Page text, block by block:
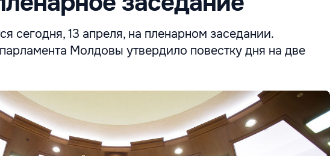
сегодня, 13 апреля, на пленарном заседании.
Молдовы утвердило повестку дня на две